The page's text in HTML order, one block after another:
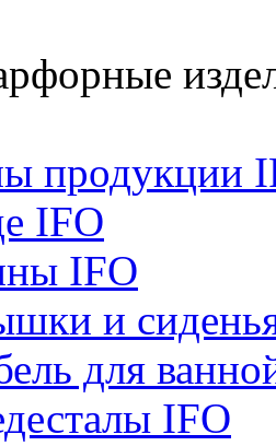
продукции
IFO
IFO
и
для
IFO